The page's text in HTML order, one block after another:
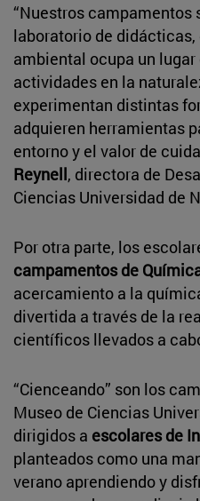
“Nuestros campamentos
laboratorio de
ambiental ocupa un
actividades en la
experimentan distintas
adquieren herramientas
entorno y el valor de
Reynell, directora de
Ciencias Universidad de
Por otra parte, los
campamentos de
acercamiento a la
divertida a través de la
científicos llevados a
“Cienceando” son los
Museo de Ciencias
dirigidos a escolares de
planteados como una
verano aprendiendo y